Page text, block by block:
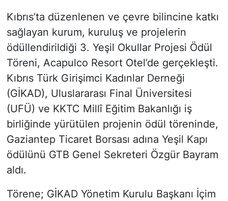
Kıbrıs’ta düzenlenen ve çevre bilincine katkı
sağlayan kurum, kuruluş ve projelerin
ödüllendirildiği 3. Yeşil Okullar Projesi Ödül
Töreni, Acapulco Resort Otel’de gerçekleşti.
Kıbrıs Türk Girişimci Kadınlar Derneği
(GİKAD), Uluslararası Final Üniversitesi
(UFÜ) ve KKTC Millî Eğitim Bakanlığı iş
birliğinde yürütülen projenin ödül töreninde,
Gaziantep Ticaret Borsası adına Yeşil Kapı
ödülünü GTB Genel Sekreteri Özgür Bayram
aldı.
Törene; GİKAD Yönetim Kurulu Başkanı İçim